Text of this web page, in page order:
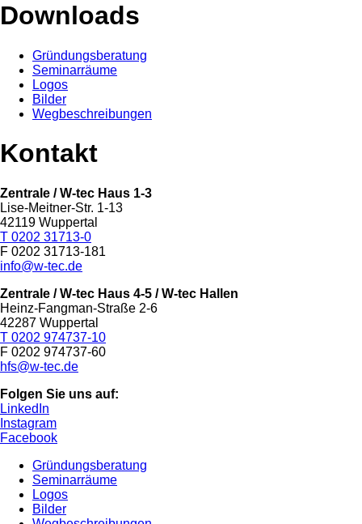
Downloads
Gründungsberatung
Seminarräume
Logos
Bilder
Wegbeschreibungen
Kontakt
Zentrale / W-tec Haus 1-3
Lise-Meitner-Str. 1-13
42119 Wuppertal
T 0202 31713-0
F 0202 31713-181
info@w-tec.de
Zentrale / W-tec Haus 4-5 / W-tec Hallen
Heinz-Fangman-Straße 2-6
42287 Wuppertal
T 0202 974737-10
F 0202 974737-60
hfs@w-tec.de
Folgen Sie uns auf:
LinkedIn
Instagram
Facebook
Gründungsberatung
Seminarräume
Logos
Bilder